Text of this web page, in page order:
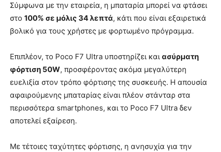
Σύμφωνα με την εταιρεία, η μπαταρία μπορεί να φτάσει
στο 100% σε μόλις 34 λεπτά, κάτι που είναι εξαιρετικά
βολικό για τους χρήστες με φορτωμένο πρόγραμμα.
Επιπλέον, το Poco F7 Ultra υποστηρίζει και ασύρματη
φόρτιση 50W, προσφέροντας ακόμα μεγαλύτερη
ευελιξία στον τρόπο φόρτισης της συσκευής. Η απουσία
αφαιρούμενης μπαταρίας είναι πλέον στάνταρ στα
περισσότερα smartphones, και το Poco F7 Ultra δεν
αποτελεί εξαίρεση.
Με τέτοιες ταχύτητες φόρτισης, η ανησυχία για την